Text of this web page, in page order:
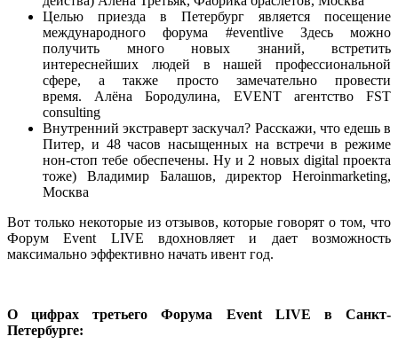
Целью приезда в Петербург является посещение
международного форума #eventlive Здесь можно
получить много новых знаний, встретить
интереснейших людей в нашей профессиональной
сфере, а также просто замечательно провести
время. Алёна Бородулина, EVENT агентство FST
consulting
Внутренний экстраверт заскучал? Расскажи, что едешь в
Питер, и 48 часов насыщенных на встречи в режиме
нон-стоп тебе обеспечены. Ну и 2 новых digital проекта
тоже) Владимир Балашов, директор Heroinmarketing,
Москва
Вот только некоторые из отзывов, которые говорят о том, что
Форум Event LIVE вдохновляет и дает возможность
максимально эффективно начать ивент год.
О цифрах третьего Форума Event LIVE в Санкт-
Петербурге: